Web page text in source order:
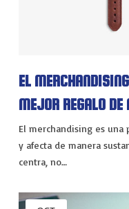
EL
MEJOR REGALO DE
El merchandising es
y afecta de manera
centra, no…